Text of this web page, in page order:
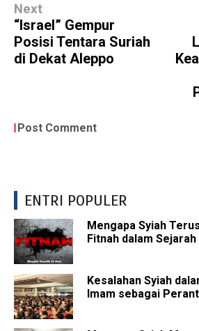
Next
“Israel” Gempur
Posisi Tentara Suriah
di Dekat Aleppo
Post Comment
ENTRI POPULER
Mengapa Syiah
Fitnah dalam Sejarah
Kesalahan Syiah
Imam sebagai